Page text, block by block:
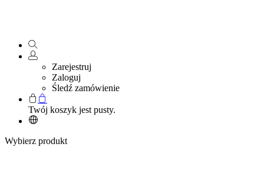
Zarejestruj
Zaloguj
Śledź zamówienie
Twój koszyk jest pusty.
Wybierz produkt